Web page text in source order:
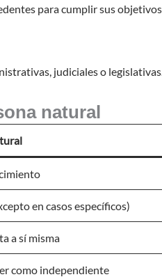
para cumplir sus objetivos
judiciales o
natural
en casos específicos)
a sí misma
como independiente